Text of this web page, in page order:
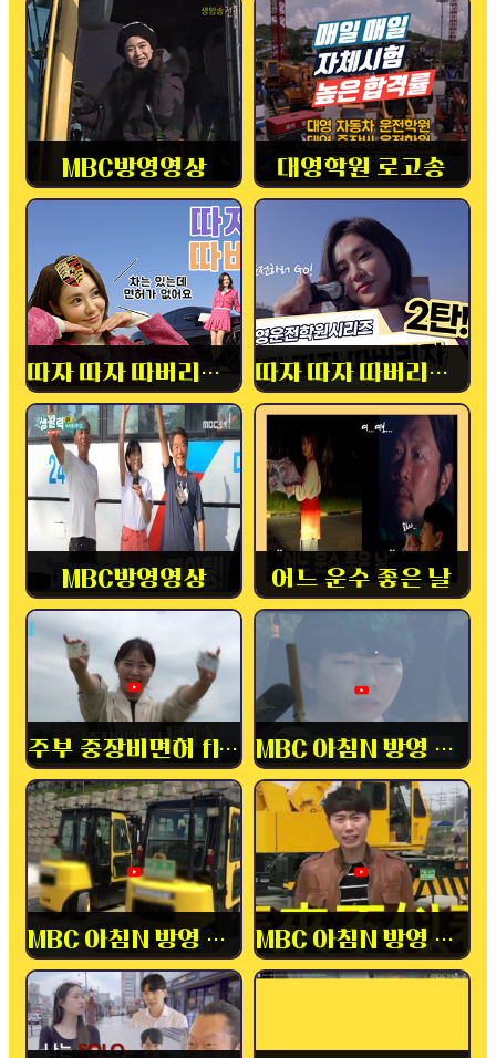
MBC방영영상 대영학원 로고송
따자 따자 따버리자! 1탄 따자 따자 따버리자! 2탄
MBC방영영상 어느 운수 좋은 날
주부 중장비면허 flex MBC 아침N 방영 중장비
MBC 아침N 방영 내일배움카드 MBC 아침N 방영 중장비